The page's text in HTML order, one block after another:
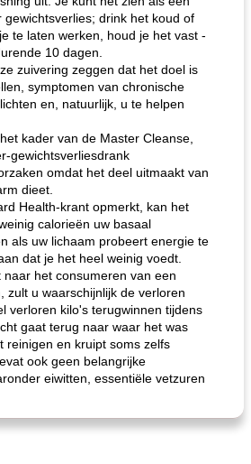
gemakkelijke rijst en hamburger een gerecht diner
drink het koud of
te laten werken, houd je het vast -
10 dagen.
zuivering zeggen dat het doel is
symptomen van chronische
en, natuurlijk, u te helpen
kader van de Master Cleanse,
gewichtsverliesdrank
omdat het deel uitmaakt van
dieet.
Health-krant opmerkt, kan het
calorieën uw basaal
als uw lichaam probeert energie te
dat je het heel weinig voedt.
het consumeren van een
zult u waarschijnlijk de verloren
verloren kilo's terugwinnen tijdens
gaat terug naar waar het was
reinigen en kruipt soms zelfs
ook geen belangrijke
eiwitten, essentiële vetzuren